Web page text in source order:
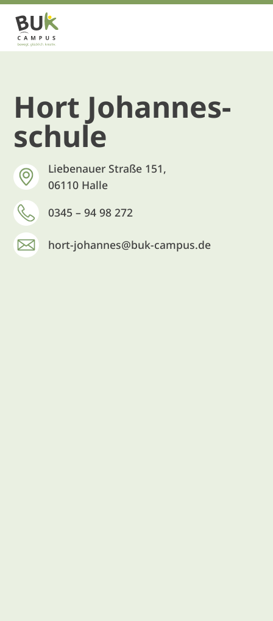
Hort Johannes­
schule
Liebenauer Straße 151,
06110 Halle
0345 – 94 98 272
hort-johannes@buk-campus.de